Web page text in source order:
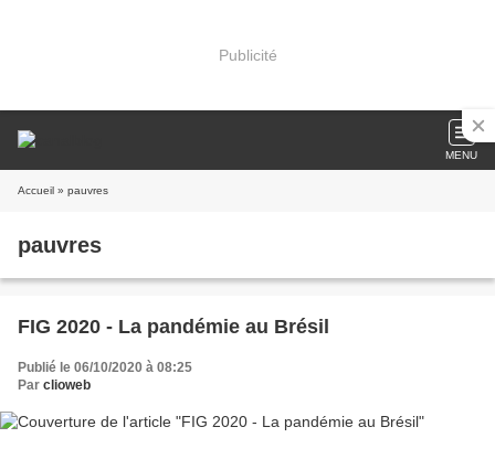
Publicité
MENU
Accueil » pauvres
pauvres
FIG 2020 - La pandémie au Brésil
Publié le 06/10/2020 à 08:25
Par clioweb